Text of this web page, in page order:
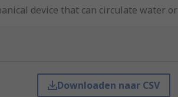
device that can circulate water or
of pressure than the outlet point. A
has a high-pressure level which
Downloaden naar CSV